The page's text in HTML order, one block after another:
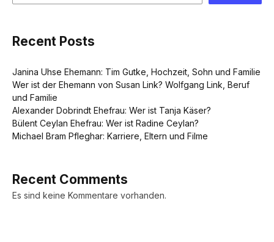
Recent Posts
Janina Uhse Ehemann: Tim Gutke, Hochzeit, Sohn und Familie
Wer ist der Ehemann von Susan Link? Wolfgang Link, Beruf
und Familie
Alexander Dobrindt Ehefrau: Wer ist Tanja Käser?
Bülent Ceylan Ehefrau: Wer ist Radine Ceylan?
Michael Bram Pfleghar: Karriere, Eltern und Filme
Recent Comments
Es sind keine Kommentare vorhanden.